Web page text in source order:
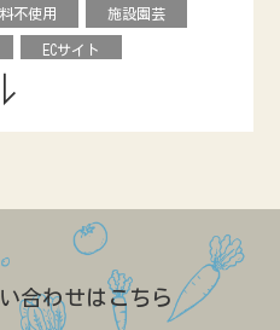
ム ニンジン
ルッコラ
クセニョール
造園
不使用 施設園芸
ECサイト
GAP
ブランディング
合わせはこちら